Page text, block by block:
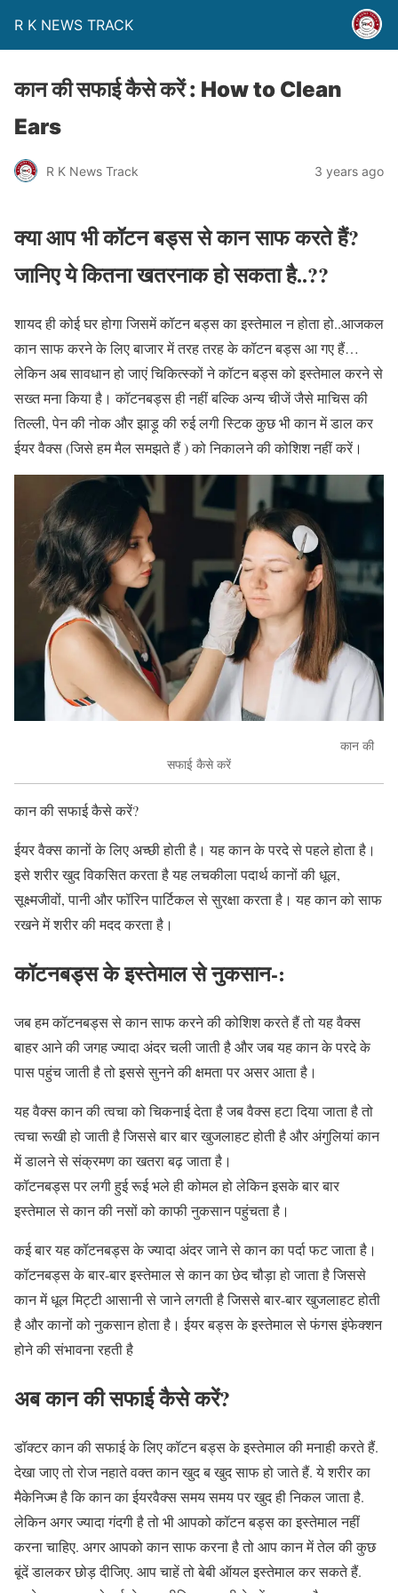
R K NEWS TRACK
कान की सफाई कैसे करें : How to Clean
Ears
R K News Track 3 years ago
क्या आप भी कॉटन बड्स से कान साफ करते हैं?
जानिए ये कितना खतरनाक हो सकता है..??
शायद ही कोई घर होगा जिसमें कॉटन बड्स का इस्तेमाल न होता हो..आजकल
कान साफ करने के लिए बाजार में तरह तरह के कॉटन बड्स आ गए हैं…
लेकिन अब सावधान हो जाएं चिकित्स्कों ने कॉटन बड्स को इस्तेमाल करने से
सख्त मना किया है। कॉटनबड्स ही नहीं बल्कि अन्य चीजें जैसे माचिस की
तिल्ली, पेन की नोक और झाड़ू की रुई लगी स्टिक कुछ भी कान में डाल कर
ईयर वैक्स (जिसे हम मैल समझते हैं ) को निकालने की कोशिश नहीं करें।
कान की
सफाई कैसे करें
कान की सफाई कैसे करें?
ईयर वैक्स कानों के लिए अच्छी होती है। यह कान के परदे से पहले होता है।
इसे शरीर खुद विकसित करता है यह लचकीला पदार्थ कानों की धूल,
सूक्ष्मजीवों, पानी और फॉरिन पार्टिकल से सुरक्षा करता है। यह कान को साफ
रखने में शरीर की मदद करता है।
कॉटनबड्स के इस्तेमाल से नुकसान-:
जब हम कॉटनबड्स से कान साफ करने की कोशिश करते हैं तो यह वैक्स
बाहर आने की जगह ज्यादा अंदर चली जाती है और जब यह कान के परदे के
पास पहुंच जाती है तो इससे सुनने की क्षमता पर असर आता है।
यह वैक्स कान की त्वचा को चिकनाई देता है जब वैक्स हटा दिया जाता है तो
त्वचा रूखी हो जाती है जिससे बार बार खुजलाहट होती है और अंगुलियां कान
में डालने से संक्रमण का खतरा बढ़ जाता है।
कॉटनबड्स पर लगी हुई रूई भले ही कोमल हो लेकिन इसके बार बार
इस्तेमाल से कान की नसों को काफी नुकसान पहुंचता है।
कई बार यह कॉटनबड्स के ज्यादा अंदर जाने से कान का पर्दा फट जाता है।
कॉटनबड्स के बार-बार इस्तेमाल से कान का छेद चौड़ा हो जाता है जिससे
कान में धूल मिट्टी आसानी से जाने लगती है जिससे बार-बार खुजलाहट होती
है और कानों को नुकसान होता है। ईयर बड्स के इस्तेमाल से फंगस इंफेक्शन
होने की संभावना रहती है
अब कान की सफाई कैसे करें?
डॉक्टर कान की सफाई के लिए कॉटन बड्स के इस्तेमाल की मनाही करते हैं.
देखा जाए तो रोज नहाते वक्त कान खुद ब खुद साफ हो जाते हैं. ये शरीर का
मैकेनिज्म है कि कान का ईयरवैक्स समय समय पर खुद ही निकल जाता है.
लेकिन अगर ज्यादा गंदगी है तो भी आपको कॉटन बड्स का इस्तेमाल नहीं
करना चाहिए. अगर आपको कान साफ करना है तो आप कान में तेल की कुछ
बूंदें डालकर छोड़ दीजिए. आप चाहें तो बेबी ऑयल इस्तेमाल कर सकते हैं.